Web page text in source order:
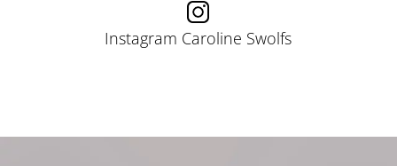
Instagram Caroline Swolfs